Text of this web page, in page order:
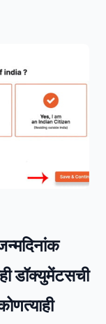
डॉक्युमेंटसची